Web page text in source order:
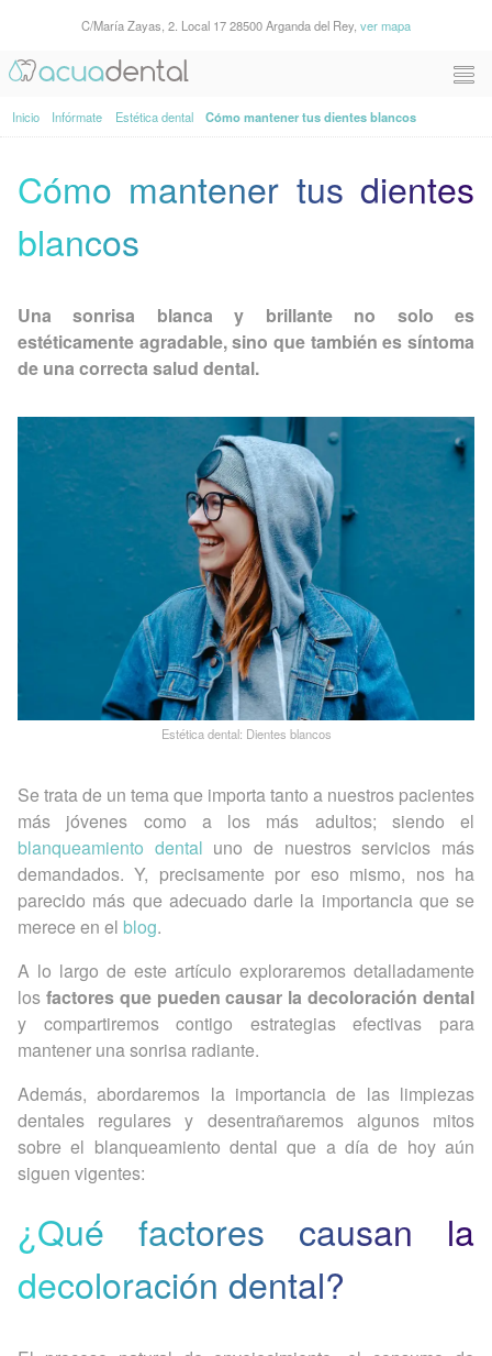
C/María Zayas, 2. Local 17 28500 Arganda del Rey, ver mapa
Inicio Infórmate Estética dental Cómo mantener tus dientes blancos
Cómo mantener tus dientes
blancos
Una sonrisa blanca y brillante no solo es
estéticamente agradable, sino que también es síntoma
de una correcta salud dental.
Estética dental: Dientes blancos
Se trata de un tema que importa tanto a nuestros pacientes
más jóvenes como a los más adultos; siendo el
blanqueamiento dental uno de nuestros servicios más
demandados. Y, precisamente por eso mismo, nos ha
parecido más que adecuado darle la importancia que se
merece en el blog.
A lo largo de este artículo exploraremos detalladamente
los factores que pueden causar la decoloración dental
y compartiremos contigo estrategias efectivas para
mantener una sonrisa radiante.
Además, abordaremos la importancia de las limpiezas
dentales regulares y desentrañaremos algunos mitos
sobre el blanqueamiento dental que a día de hoy aún
siguen vigentes:
¿Qué factores causan la
decoloración dental?